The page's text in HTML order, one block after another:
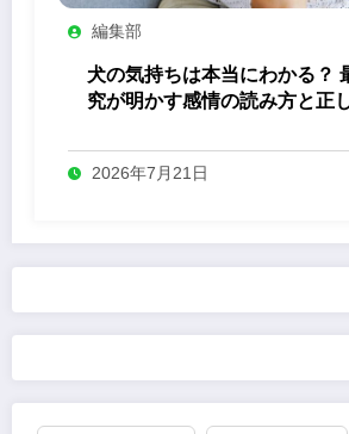
編集部
犬の気持ちは本当にわかる？
究が明かす感情の読み方と正
2026年7月21日